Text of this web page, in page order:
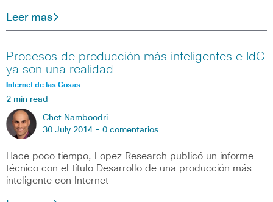
Leer mas
Procesos de producción más inteligentes e IdC
ya son una realidad
Internet de las Cosas
2 min read
Chet Namboodri
30 July 2014 - 0 comentarios
Hace poco tiempo, Lopez Research publicó un informe
técnico con el título Desarrollo de una producción más
inteligente con Internet